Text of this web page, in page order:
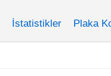
İstatistikler Plaka